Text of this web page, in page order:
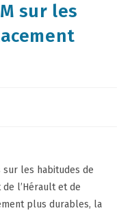
sur les
sur les habitudes de
l’Hérault et de
plus durables, la